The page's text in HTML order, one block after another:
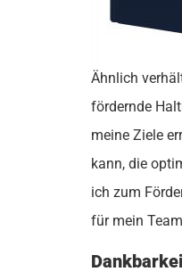
Ähnlich
fördernde
meine Ziele
kann, die
ich zum
für mein